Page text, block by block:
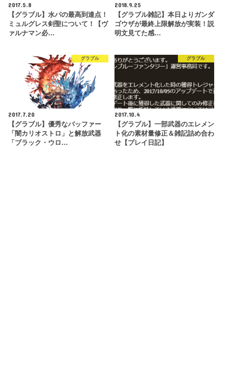
2017.5.8
【グラブル】水パの最高到達点！
ミュルグレス剣聖について！【ヴ
ァルナマン必…
2018.9.25
【グラブル雑記】本日よりガンダ
ゴウザが最終上限解放が実装！説
明文見てた感…
グラブル
2017.7.20
【グラブル】優秀なバッファー
「闇カリオストロ」と解放武器
「ブラック・ウロ…
グラブル
2017.10.4
【グラブル】一部武器のエレメン
ト化の素材量修正＆雑記詰め合わ
せ【プレイ日記】